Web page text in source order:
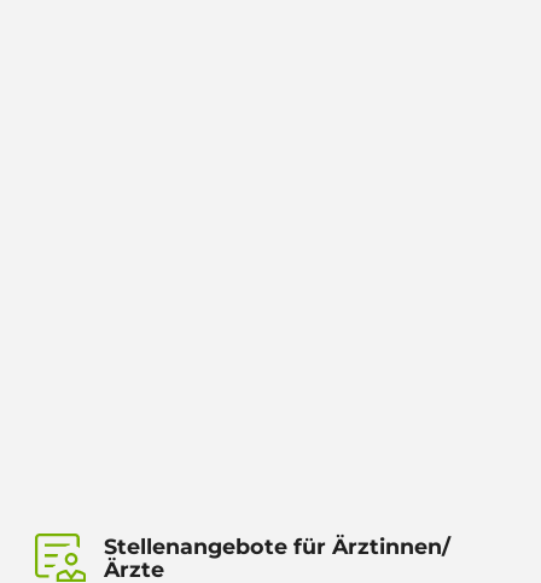
Stellenangebote für Ärztinnen/
Ärzte